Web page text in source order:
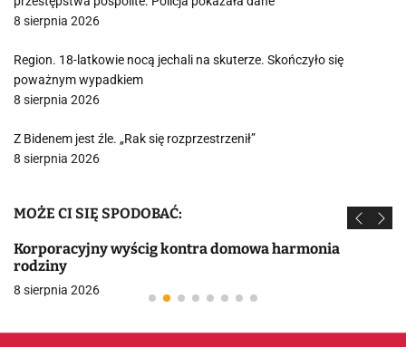
8 sierpnia 2026
Region. 18-latkowie nocą jechali na skuterze. Skończyło się
poważnym wypadkiem
8 sierpnia 2026
Z Bidenem jest źle. „Rak się rozprzestrzenił”
8 sierpnia 2026
MOŻE CI SIĘ SPODOBAĆ:
Korporacyjny wyścig kontra domowa harmonia
rodziny
8 sierpnia 2026